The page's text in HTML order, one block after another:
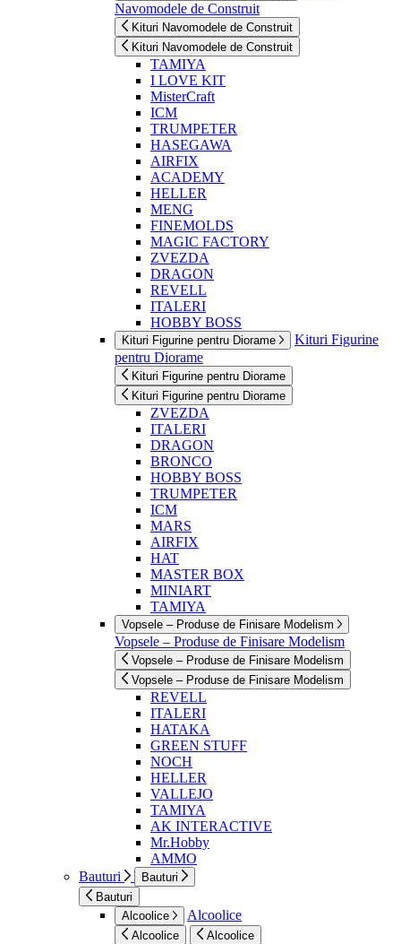
Navomodele de Construit
Kituri Navomodele de Construit
Kituri Navomodele de Construit
TAMIYA
I LOVE KIT
MisterCraft
ICM
TRUMPETER
HASEGAWA
AIRFIX
ACADEMY
HELLER
MENG
FINEMOLDS
MAGIC FACTORY
ZVEZDA
DRAGON
REVELL
ITALERI
HOBBY BOSS
Kituri Figurine pentru Diorame
Kituri Figurine
pentru Diorame
Kituri Figurine pentru Diorame
Kituri Figurine pentru Diorame
ZVEZDA
ITALERI
DRAGON
BRONCO
HOBBY BOSS
TRUMPETER
ICM
MARS
AIRFIX
HAT
MASTER BOX
MINIART
TAMIYA
Vopsele – Produse de Finisare Modelism
Vopsele – Produse de Finisare Modelism
Vopsele – Produse de Finisare Modelism
Vopsele – Produse de Finisare Modelism
REVELL
ITALERI
HATAKA
GREEN STUFF
NOCH
HELLER
VALLEJO
TAMIYA
AK INTERACTIVE
Mr.Hobby
AMMO
Bauturi
Bauturi
Bauturi
Alcoolice
Alcoolice
Alcoolice Alcoolice